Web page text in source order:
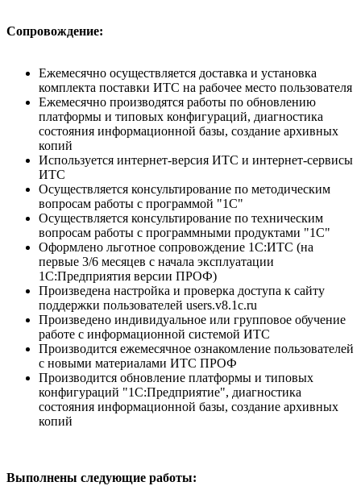
Сопровождение:
Ежемесячно осуществляется доставка и установка
комплекта поставки ИТС на рабочее место пользователя
Ежемесячно производятся работы по обновлению
платформы и типовых конфигураций, диагностика
состояния информационной базы, создание архивных
копий
Используется интернет-версия ИТС и интернет-сервисы
ИТС
Осуществляется консультирование по методическим
вопросам работы с программой "1С"
Осуществляется консультирование по техническим
вопросам работы с программными продуктами "1С"
Оформлено льготное сопровождение 1С:ИТС (на
первые 3/6 месяцев с начала эксплуатации
1С:Предприятия версии ПРОФ)
Произведена настройка и проверка доступа к сайту
поддержки пользователей users.v8.1c.ru
Произведено индивидуальное или групповое обучение
работе с информационной системой ИТС
Производится ежемесячное ознакомление пользователей
с новыми материалами ИТС ПРОФ
Производится обновление платформы и типовых
конфигураций "1С:Предприятие", диагностика
состояния информационной базы, создание архивных
копий
Выполнены следующие работы: